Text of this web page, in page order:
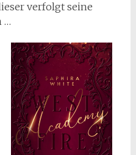
verfolgt seine
…